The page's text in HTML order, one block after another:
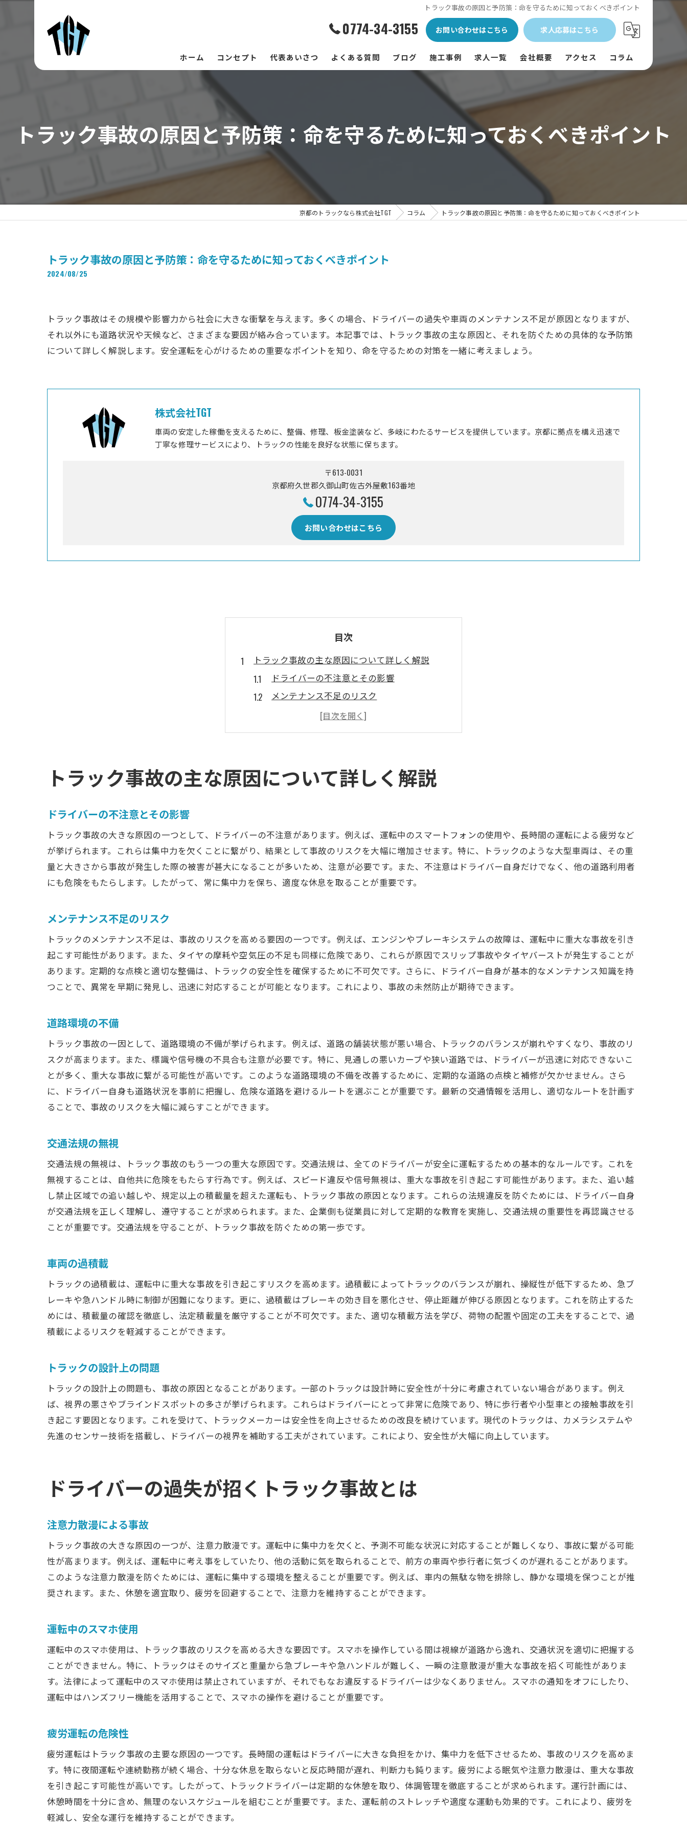
トラック事故の原因と予防策：命を守るために知っておくべきポイント
0774-34-3155 お問い合わせはこちら 求人応募はこちら
ホーム コンセプト
当社の特徴
ボデー架装
修理
板金塗装
代表あいさつ よくある質問 ブログ 施工事例 求人一覧 会社概要 アクセス コラム
トラック事故の原因と予防策：命を守るために知っておくべきポイント
京都のトラックなら株式会社TGT コラム トラック事故の原因と予防策：命を守るために知っておくべきポイント
トラック事故の原因と予防策：命を守るために知っておくべきポイント
2024/08/25
トラック事故はその規模や影響力から社会に大きな衝撃を与えます。多くの場合、ドライバーの過失や車両のメンテナンス不足が原因となりますが、
それ以外にも道路状況や天候など、さまざまな要因が絡み合っています。本記事では、トラック事故の主な原因と、それを防ぐための具体的な予防策
について詳しく解説します。安全運転を心がけるための重要なポイントを知り、命を守るための対策を一緒に考えましょう。
株式会社TGT
車両の安定した稼働を支えるために、整備、修理、板金塗装など、多岐にわたるサービスを提供しています。京都に拠点を構え迅速で
丁寧な修理サービスにより、トラックの性能を良好な状態に保ちます。
〒613-0031
京都府久世郡久御山町佐古外屋敷163番地
0774-34-3155
お問い合わせはこちら
目次
トラック事故の主な原因について詳しく解説
ドライバーの不注意とその影響
メンテナンス不足のリスク
道路環境の不備
交通法規の無視
トラックの設計上の問題
ドライバーの過失が招くトラック事故とは
疲労運転の危険性
速度超過の影響
飲酒運転のリスク
ブレーキシステムの故障
タイヤの摩耗と空気圧
エンジンの不具合
路面の凹凸と滑りやすさ
交通渋滞とトラック事故
道路工事と迂回路の影響
悪天候時のトラック事故を防ぐためのポイント
雨天時の視界確保
雪道での運転技術
強風時の車両操作法
霧の中での安全運転
トラック事故を防ぐための具体的な予防策
安全運転の基本ルール
プロのドライバーの心得
運行前の車両チェック
安全運転で命を守るための重要なポイント
心身の健康管理
速度調整と車間距離の確保
緊急時の対処法
安全装備の充実
緊急連絡先の確認
運行ルートの計画
安全運転の周知徹底
トラック事故の主な原因について詳しく解説
ドライバーの不注意とその影響
トラック事故の大きな原因の一つとして、ドライバーの不注意があります。例えば、運転中のスマートフォンの使用や、長時間の運転による疲労など
が挙げられます。これらは集中力を欠くことに繋がり、結果として事故のリスクを大幅に増加させます。特に、トラックのような大型車両は、その重
量と大きさから事故が発生した際の被害が甚大になることが多いため、注意が必要です。また、不注意はドライバー自身だけでなく、他の道路利用者
にも危険をもたらします。したがって、常に集中力を保ち、適度な休息を取ることが重要です。
メンテナンス不足のリスク
トラックのメンテナンス不足は、事故のリスクを高める要因の一つです。例えば、エンジンやブレーキシステムの故障は、運転中に重大な事故を引き
起こす可能性があります。また、タイヤの摩耗や空気圧の不足も同様に危険であり、これらが原因でスリップ事故やタイヤバーストが発生することが
あります。定期的な点検と適切な整備は、トラックの安全性を確保するために不可欠です。さらに、ドライバー自身が基本的なメンテナンス知識を持
つことで、異常を早期に発見し、迅速に対応することが可能となります。これにより、事故の未然防止が期待できます。
道路環境の不備
トラック事故の一因として、道路環境の不備が挙げられます。例えば、道路の舗装状態が悪い場合、トラックのバランスが崩れやすくなり、事故のリ
スクが高まります。また、標識や信号機の不具合も注意が必要です。特に、見通しの悪いカーブや狭い道路では、ドライバーが迅速に対応できないこ
とが多く、重大な事故に繋がる可能性が高いです。このような道路環境の不備を改善するために、定期的な道路の点検と補修が欠かせません。さら
に、ドライバー自身も道路状況を事前に把握し、危険な道路を避けるルートを選ぶことが重要です。最新の交通情報を活用し、適切なルートを計画す
ることで、事故のリスクを大幅に減らすことができます。
交通法規の無視
交通法規の無視は、トラック事故のもう一つの重大な原因です。交通法規は、全てのドライバーが安全に運転するための基本的なルールです。これを
無視することは、自他共に危険をもたらす行為です。例えば、スピード違反や信号無視は、重大な事故を引き起こす可能性があります。また、追い越
し禁止区域での追い越しや、規定以上の積載量を超えた運転も、トラック事故の原因となります。これらの法規違反を防ぐためには、ドライバー自身
が交通法規を正しく理解し、遵守することが求められます。また、企業側も従業員に対して定期的な教育を実施し、交通法規の重要性を再認識させる
ことが重要です。交通法規を守ることが、トラック事故を防ぐための第一歩です。
車両の過積載
トラックの過積載は、運転中に重大な事故を引き起こすリスクを高めます。過積載によってトラックのバランスが崩れ、操縦性が低下するため、急ブ
レーキや急ハンドル時に制御が困難になります。更に、過積載はブレーキの効き目を悪化させ、停止距離が伸びる原因となります。これを防止するた
めには、積載量の確認を徹底し、法定積載量を厳守することが不可欠です。また、適切な積載方法を学び、荷物の配置や固定の工夫をすることで、過
積載によるリスクを軽減することができます。
トラックの設計上の問題
トラックの設計上の問題も、事故の原因となることがあります。一部のトラックは設計時に安全性が十分に考慮されていない場合があります。例え
ば、視界の悪さやブラインドスポットの多さが挙げられます。これらはドライバーにとって非常に危険であり、特に歩行者や小型車との接触事故を引
き起こす要因となります。これを受けて、トラックメーカーは安全性を向上させるための改良を続けています。現代のトラックは、カメラシステムや
先進のセンサー技術を搭載し、ドライバーの視界を補助する工夫がされています。これにより、安全性が大幅に向上しています。
ドライバーの過失が招くトラック事故とは
注意力散漫による事故
トラック事故の大きな原因の一つが、注意力散漫です。運転中に集中力を欠くと、予測不可能な状況に対応することが難しくなり、事故に繋がる可能
性が高まります。例えば、運転中に考え事をしていたり、他の活動に気を取られることで、前方の車両や歩行者に気づくのが遅れることがあります。
このような注意力散漫を防ぐためには、運転に集中する環境を整えることが重要です。例えば、車内の無駄な物を排除し、静かな環境を保つことが推
奨されます。また、休憩を適宜取り、疲労を回避することで、注意力を維持することができます。
運転中のスマホ使用
運転中のスマホ使用は、トラック事故のリスクを高める大きな要因です。スマホを操作している間は視線が道路から逸れ、交通状況を適切に把握する
ことができません。特に、トラックはそのサイズと重量から急ブレーキや急ハンドルが難しく、一瞬の注意散漫が重大な事故を招く可能性がありま
す。法律によって運転中のスマホ使用は禁止されていますが、それでもなお違反するドライバーは少なくありません。スマホの通知をオフにしたり、
運転中はハンズフリー機能を活用することで、スマホの操作を避けることが重要です。
疲労運転の危険性
疲労運転はトラック事故の主要な原因の一つです。長時間の運転はドライバーに大きな負担をかけ、集中力を低下させるため、事故のリスクを高めま
す。特に夜間運転や連続勤務が続く場合、十分な休息を取らないと反応時間が遅れ、判断力も鈍ります。疲労による眠気や注意力散漫は、重大な事故
を引き起こす可能性が高いです。したがって、トラックドライバーは定期的な休憩を取り、体調管理を徹底することが求められます。運行計画には、
休憩時間を十分に含め、無理のないスケジュールを組むことが重要です。また、運転前のストレッチや適度な運動も効果的です。これにより、疲労を
軽減し、安全な運行を維持することができます。